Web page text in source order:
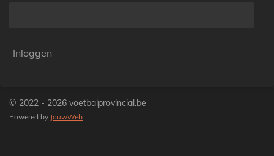
Inloggen
© 2022 - 2026 voetbalprovincial.be
Powered by JouwWeb